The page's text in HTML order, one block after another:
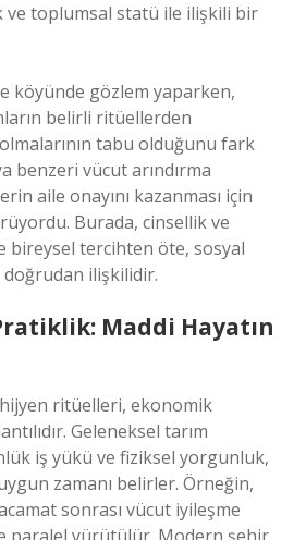
ve toplumsal statü ile ilişkili bir
köyünde gözlem yaparken,
belirli ritüellerden
tabu olduğunu fark
benzeri vücut arındırma
aile onayını kazanması için
Burada, cinsellik ve
bireysel tercihten öte, sosyal
ilişkilidir.
Maddi Hayatın
hijyen ritüelleri, ekonomik
Geleneksel tarım
iş yükü ve fiziksel yorgunluk,
zamanı belirler. Örneğin,
sonrası vücut iyileşme